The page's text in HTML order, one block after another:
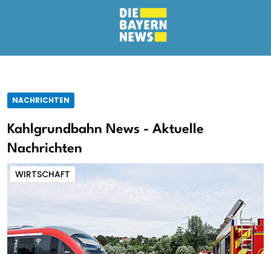
NACHRICHTEN
Kahlgrundbahn News - Aktuelle
Nachrichten
WIRTSCHAFT